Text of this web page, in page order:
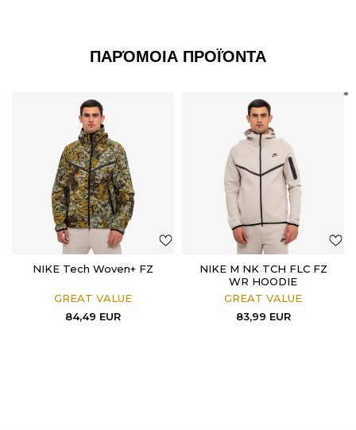
ΠΑΡΌΜΟΙΑ ΠΡΟΪΌΝΤΑ
NIKE Tech Woven+ FZ
GREAT VALUE
84,49 EUR
NIKE M NK TCH FLC FZ
WR HOODIE
GREAT VALUE
83,99 EUR